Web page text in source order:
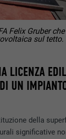
LICENZA
UN
della
significative
Felix Gruber
sul tetto.